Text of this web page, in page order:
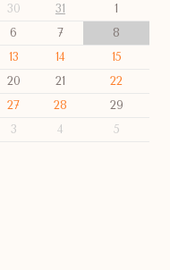
30 31
1
6 7
8
13 14
15
20 21
22
27 28
29
3 4 5